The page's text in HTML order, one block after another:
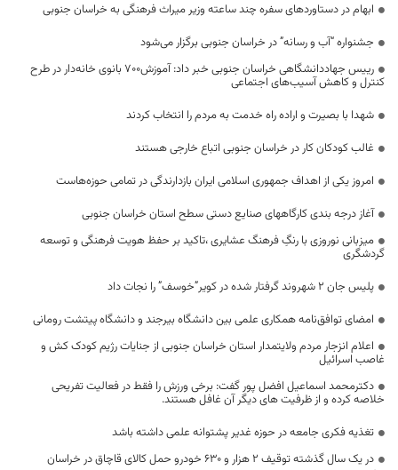
ابهام در دستاوردهای سفره چند ساعته وزیر میراث فرهنگی به خراسان جنوبی
جشنواره “آب و رسانه” در خراسان جنوبی برگزار می‌شود
رییس جهاددانشگاهی خراسان جنوبی خبر داد: آموزش700 بانوی خانه‌دار در طرح
کنترل و کاهش آسیب‌های اجتماعی
شهدا با بصیرت و اراده راه خدمت به مردم را انتخاب کردند
غالب کودکان کار در خراسان جنوبی اتباع خارجی هستند
امروز یکی از اهداف جمهوری اسلامی ایران بازدارندگی در تمامی حوزه‌هاست
آغاز درجه بندی کارگاههای صنایع دستی سطح استان خراسان جنوبی
میزبانی نوروزی با رنگِ فرهنگ عشایری ،تاکید بر حفظ هویت فرهنگی و توسعه
گردشگری
پلیس جان 2 شهروند گرفتار شده در کویر”خوسف” را نجات داد
امضای توافق‌نامه همکاری علمی بین دانشگاه بیرجند و دانشگاه پیتشت رومانی
اعلام انزجار مردم ولایتمدار استان خراسان جنوبی از جنایات رژیم کودک کش و
غاصب اسرائیل
دکترمحمد اسماعیل افضل پور گفت: برخی ورزش را فقط در فعالیت تفریحی
خلاصه کرده و از ظرفیت های دیگر آن غافل هستند.
تغذیه فکری جامعه در حوزه غدیر پشتوانه علمی داشته باشد
در یک سال گذشته توقیف ۲ هزار و ۶۳۰ خودرو حمل کالای قاچاق در خراسان